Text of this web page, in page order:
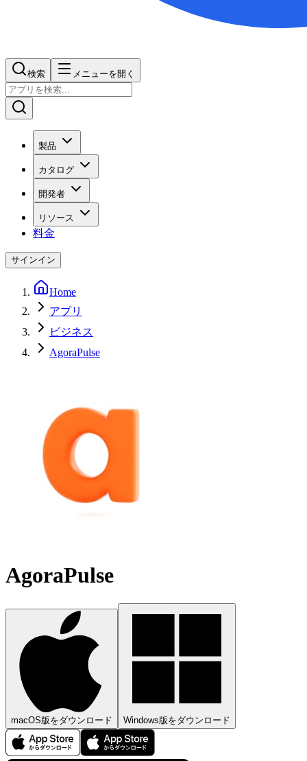
検索 メニューを開く
製品
カタログ
開発者
リソース
料金
サインイン
Home
アプリ
ビジネス
AgoraPulse
AgoraPulse
macOS版をダウンロード Windows版をダウンロード